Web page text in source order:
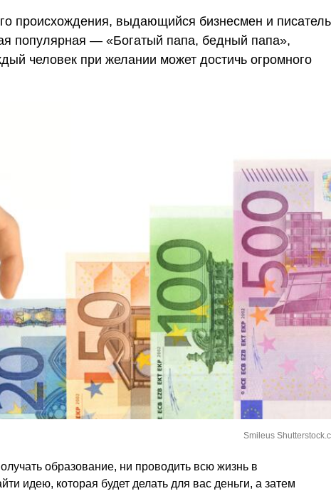
происхождения, выдающийся бизнесмен и
популярная — «Богатый папа, бедный папа»,
человек при желании может достичь огромного
Smileus
образование, ни проводить всю жизнь в
идею, которая будет делать для вас деньги, а затем